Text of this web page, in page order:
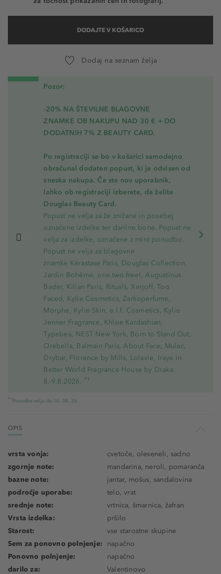
DODAJTE V KOŠARICO
Dodaj na seznam želja
Pozor:
-20% NA ŠTEVILNE BLAGOVNE
ZNAMKE OB NAKUPU NAD 30 € + DO
DODATNIH 7% Z BEAUTY CARD.
Po registraciji se bo v košarici samodejno
obračunal dodaten popust, ki je odvisen od
zneska nakupa. Če ste nov uporabnik,
lahko ob registraciji izberete, da želite
Douglas Beauty Card.
Popust ne velja za že znižane in posebej
označene izdelke ter darilne bone. Popust ne
velja za izdelke, označene z mint ponudbo.
Popust ne velja za blagovne
znamke Kérastase Paris, Douglas Collection,
Jardin Bohème, one.two.free!, Augustinus
Bader, Kilian Paris, Rituals, Xerjoff, Too
Faced, Kylie Cosmetics, Zarkoperfume,
Morphe, Kylie Skin, e.l.f. Cosmetics, Kylie
Jenner Fragrance, Khloe Kardashian,
Typebea, NEST New York, Born to Stand Out,
Orebella, Balmain Paris, About Face, Mulac,
Drybar, Florence by Mills, Lolavie, Iraye in
Better World Fragrance House by Drake.
8.-9.8.2026. *1
*1 Ponudba velja do 10. 08. 26.
OPIS
vrsta vonja:
cvetoče, oleseneli, sadno
zgornje note:
mandarina, neroli, pomaranča
bazne note:
jantar, mošus, sandalovina
področje uporabe:
telo, vrat
srednje note:
vrtnica, šmarnica, žafran
Vrsta izdelka:
pršilo
Starost:
vse starostne skupine
Sem za ponovno polnjenje:
napačno
Ponovno polnjenje:
napačno
darilo za:
Valentinovo